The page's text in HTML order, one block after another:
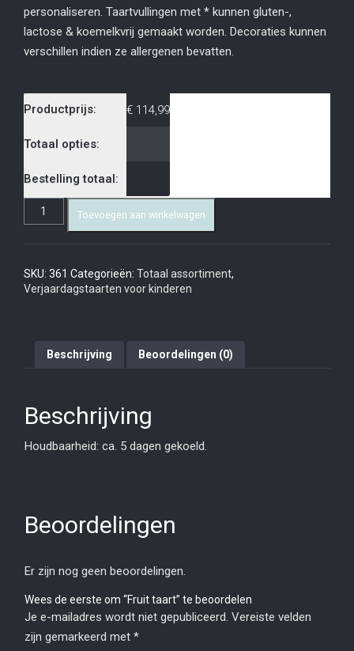
personaliseren. Taartvullingen met * kunnen gluten-,
lactose & koemelkvrij gemaakt worden. Decoraties kunnen
verschillen indien ze allergenen bevatten.
Productprijs: € 114,99
Totaal opties:
Bestelling totaal:
Toevoegen aan winkelwagen
SKU: 361 Categorieën: Totaal assortiment,
Verjaardagstaarten voor kinderen
Beschrijving Beoordelingen (0)
Beschrijving
Houdbaarheid: ca. 5 dagen gekoeld.
Beoordelingen
Er zijn nog geen beoordelingen.
Wees de eerste om “Fruit taart” te beoordelen
Je e-mailadres wordt niet gepubliceerd. Vereiste velden
zijn gemarkeerd met *